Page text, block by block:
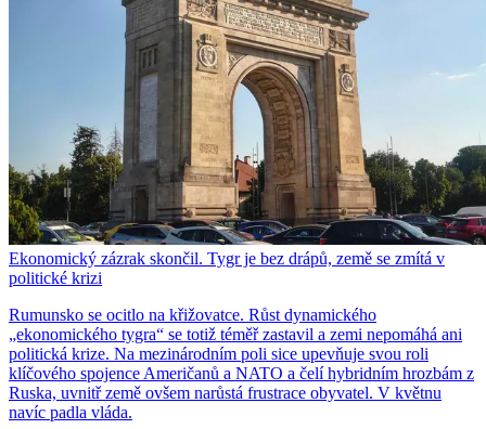
Ekonomický zázrak skončil. Tygr je bez drápů, země se zmítá v
politické krizi
Rumunsko se ocitlo na křižovatce. Růst dynamického
„ekonomického tygra“ se totiž téměř zastavil a zemi nepomáhá ani
politická krize. Na mezinárodním poli sice upevňuje svou roli
klíčového spojence Američanů a NATO a čelí hybridním hrozbám z
Ruska, uvnitř země ovšem narůstá frustrace obyvatel. V květnu
navíc padla vláda.